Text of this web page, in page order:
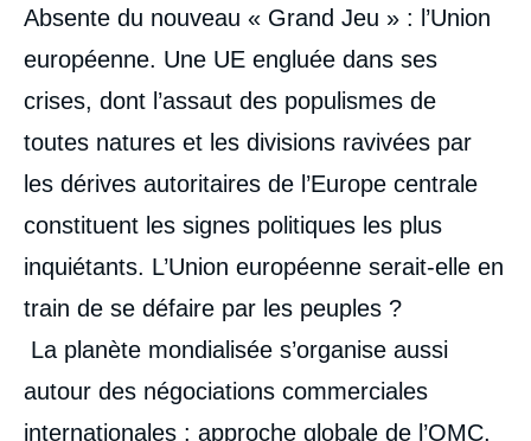
Absente du nouveau « Grand Jeu » : l’Union
européenne. Une UE engluée dans ses
crises, dont l’assaut des populismes de
toutes natures et les divisions ravivées par
les dérives autoritaires de l’Europe centrale
constituent les signes politiques les plus
inquiétants. L’Union européenne serait-elle en
train de se défaire par les peuples ?
La planète mondialisée s’organise aussi
autour des négociations commerciales
internationales : approche globale de l’OMC,